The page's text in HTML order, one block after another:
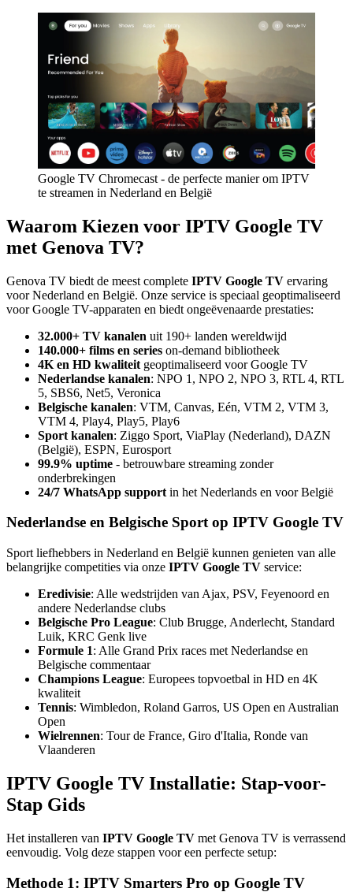
Google TV Chromecast - de perfecte manier om IPTV
te streamen in Nederland en België
Waarom Kiezen voor IPTV Google TV
met Genova TV?
Genova TV biedt de meest complete IPTV Google TV ervaring
voor Nederland en België. Onze service is speciaal geoptimaliseerd
voor Google TV-apparaten en biedt ongeëvenaarde prestaties:
32.000+ TV kanalen uit 190+ landen wereldwijd
140.000+ films en series on-demand bibliotheek
4K en HD kwaliteit geoptimaliseerd voor Google TV
Nederlandse kanalen: NPO 1, NPO 2, NPO 3, RTL 4, RTL
5, SBS6, Net5, Veronica
Belgische kanalen: VTM, Canvas, Eén, VTM 2, VTM 3,
VTM 4, Play4, Play5, Play6
Sport kanalen: Ziggo Sport, ViaPlay (Nederland), DAZN
(België), ESPN, Eurosport
99.9% uptime - betrouwbare streaming zonder
onderbrekingen
24/7 WhatsApp support in het Nederlands en voor België
Nederlandse en Belgische Sport op IPTV Google TV
Sport liefhebbers in Nederland en België kunnen genieten van alle
belangrijke competities via onze IPTV Google TV service:
Eredivisie: Alle wedstrijden van Ajax, PSV, Feyenoord en
andere Nederlandse clubs
Belgische Pro League: Club Brugge, Anderlecht, Standard
Luik, KRC Genk live
Formule 1: Alle Grand Prix races met Nederlandse en
Belgische commentaar
Champions League: Europees topvoetbal in HD en 4K
kwaliteit
Tennis: Wimbledon, Roland Garros, US Open en Australian
Open
Wielrennen: Tour de France, Giro d'Italia, Ronde van
Vlaanderen
IPTV Google TV Installatie: Stap-voor-
Stap Gids
Het installeren van IPTV Google TV met Genova TV is verrassend
eenvoudig. Volg deze stappen voor een perfecte setup:
Methode 1: IPTV Smarters Pro op Google TV